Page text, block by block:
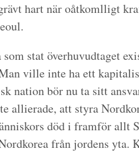
hart när oåtkomlligt
stat överhuvudtaget
ville inte ha ett
nation bör nu ta sitt
allierade, att styra
död i framför allt
från jordens yta.